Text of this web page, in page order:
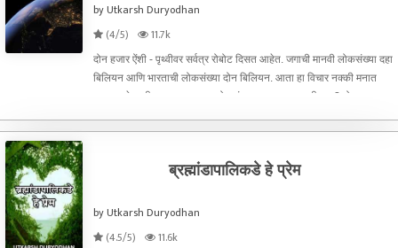
by Utkarsh Duryodhan
(4/5)
11.7k
दोन हजार ऐंशी - पृथ्वीवर सर्वत्र रोबोट दिसत आहेत. जगाची मानवी लोकसंख्या दहा
बिलियन आणि भारताची लोकसंख्या दोन बिलियन. आता हा विचार नक्की मनात
आला असेल की, एवढ्या दशकात लोकसंख्या दहा लाखच कशीकाय? दोन हजार
ब्रह्मांडापालिकडे हे प्रेम
by Utkarsh Duryodhan
(4.5/5)
11.6k